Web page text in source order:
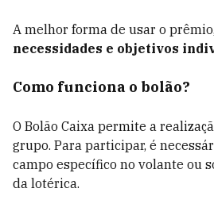
A melhor forma de usar o
necessidades e objetivos
Como funciona o bolão?
O Bolão Caixa permite a
grupo. Para participar, é
campo específico no volante ou
da lotérica.